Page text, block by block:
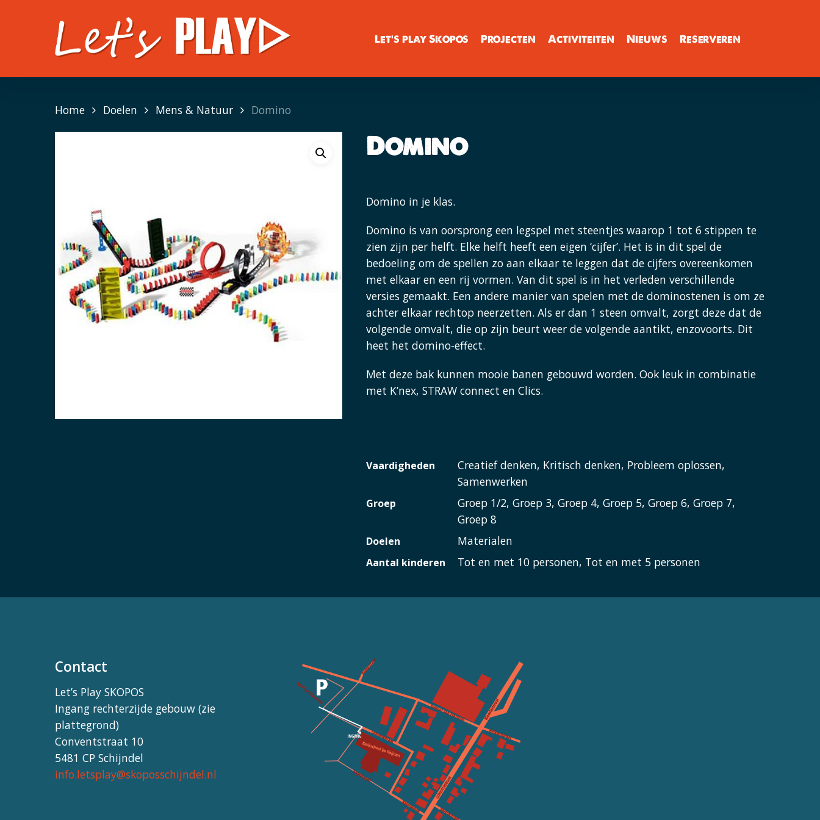
Let’s play Skopos Projecten Activiteiten Nieuws Reserveren
Home Doelen Mens & Natuur Domino
Domino
Domino in je klas.
Domino is van oorsprong een legspel met steentjes waarop 1 tot 6 stippen te
zien zijn per helft. Elke helft heeft een eigen ‘cijfer’. Het is in dit spel de
bedoeling om de spellen zo aan elkaar te leggen dat de cijfers overeenkomen
met elkaar en een rij vormen. Van dit spel is in het verleden verschillende
versies gemaakt. Een andere manier van spelen met de dominostenen is om ze
achter elkaar rechtop neerzetten. Als er dan 1 steen omvalt, zorgt deze dat de
volgende omvalt, die op zijn beurt weer de volgende aantikt, enzovoorts. Dit
heet het domino-effect.
Met deze bak kunnen mooie banen gebouwd worden. Ook leuk in combinatie
met K’nex, STRAW connect en Clics.
Vaardigheden
Creatief denken, Kritisch denken, Probleem oplossen,
Samenwerken
Groep
Groep 1/2, Groep 3, Groep 4, Groep 5, Groep 6, Groep 7,
Groep 8
Doelen Materialen
Aantal kinderen Tot en met 10 personen, Tot en met 5 personen
Contact
Let’s Play SKOPOS
Ingang rechterzijde gebouw (zie
plattegrond)
Conventstraat 10
5481 CP Schijndel
info.letsplay@skoposschijndel.nl